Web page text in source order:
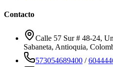
Contacto
Calle 57 Sur # 48-24,
Sabaneta, Antioquia,
573054689400 /